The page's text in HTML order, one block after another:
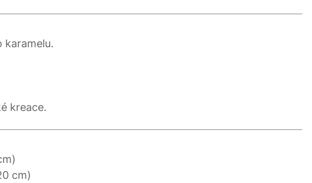
karamelu.
kreace.
cm)